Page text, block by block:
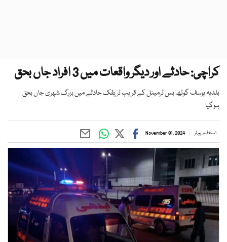
کراچی: حادثے اور دیگر واقعات میں 3 افراد جاں بحق
بلدیہ یوسف گوٹھ بس ٹرمینل کے قریب ٹریفک حادثے میں بزرگ شہری جاں بحق
ہوگیا
اسٹاف رپورٹر November 01, 2024